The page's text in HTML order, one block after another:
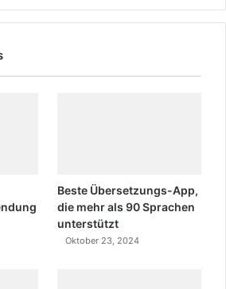
Beste Übersetzungs-App,
die mehr als 90 Sprachen
unterstützt
Oktober 23, 2024